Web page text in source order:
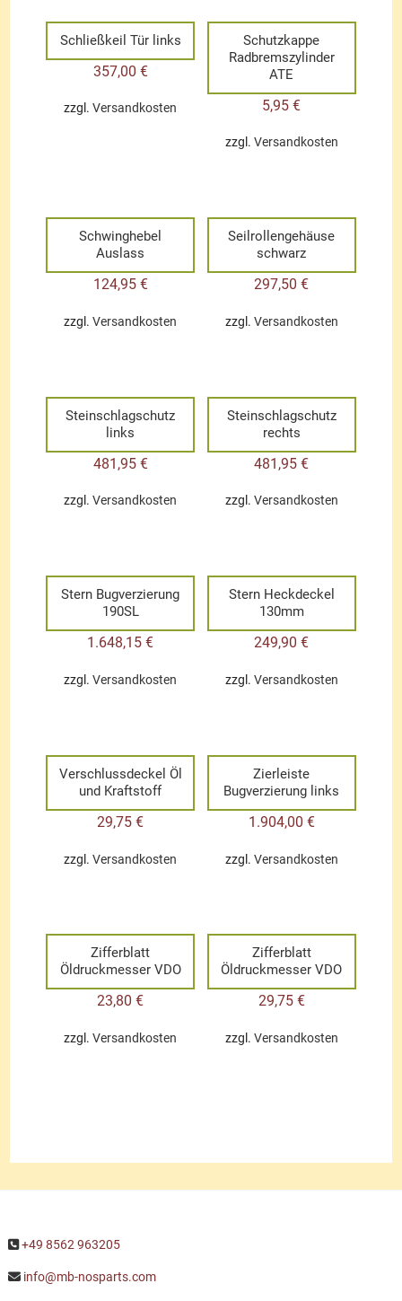
Schließkeil Tür links
357,00 €
zzgl.Versandkosten
Schutzkappe
Radbremszylinder
ATE
5,95€
zzgl. Versandkosten
Schwinghebel
Auslass
124,95 €
zzgl.Versandkosten
Seilrollengehäuse
schwarz
297,50€
zzgl. Versandkosten
Steinschlagschutz
links
481,95 €
zzgl.Versandkosten
Steinschlagschutz
rechts
481,95€
zzgl. Versandkosten
Stern Bugverzierung
190SL
1.648,15€
zzgl.Versandkosten
Stern Heckdeckel
130mm
249,90€
zzgl. Versandkosten
Verschlussdeckel Öl
und Kraftstoff
29,75€
zzgl.Versandkosten
Zierleiste
Bugverzierung links
1.904,00 €
zzgl. Versandkosten
Zifferblatt
Öldruckmesser VDO
23,80€
zzgl.Versandkosten
Zifferblatt
Öldruckmesser VDO
29,75 €
zzgl. Versandkosten
+49 8562 963205
info@mb-nosparts.com